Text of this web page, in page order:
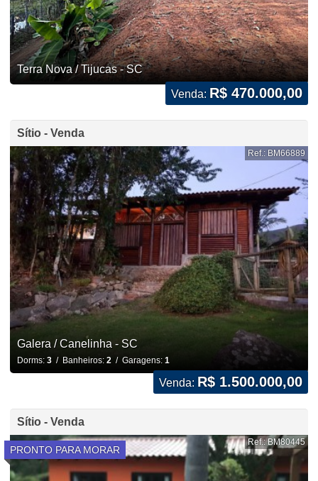
Terra Nova / Tijucas - SC
Venda: R$ 470.000,00
Sítio - Venda
Ref.: BM66889
Galera / Canelinha - SC
Dorms: 3/ Banheiros: 2/ Garagens: 1
Venda: R$ 1.500.000,00
Sítio - Venda
PRONTO PARA MORAR
Ref.: BM80445